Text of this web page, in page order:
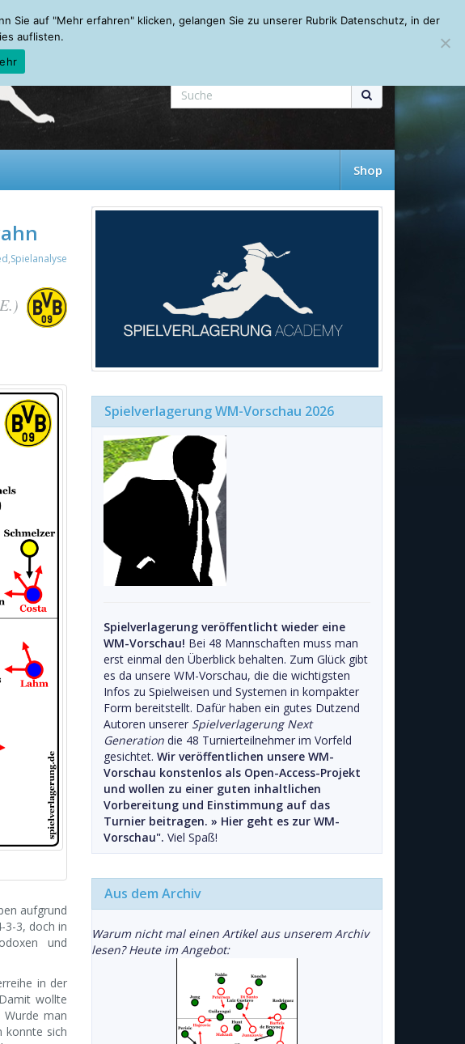
Mein Account About Autoren Leseempfehlungen FAQ
Shop
,Spielanalyse
aufgrund
3-3, doch in
und
in der
wollte
man
konnte sich
Spielverlagerung WM-Vorschau 2026
Spielverlagerung veröffentlicht wieder eine
WM-Vorschau! Bei 48 Mannschaften muss man
erst einmal den Überblick behalten. Zum Glück gibt
es da unsere WM-Vorschau, die die wichtigsten
Infos zu Spielweisen und Systemen in kompakter
Form bereitstellt. Dafür haben ein gutes Dutzend
Autoren unserer Spielverlagerung Next
Generation die 48 Turnierteilnehmer im Vorfeld
gesichtet. Wir veröffentlichen unsere WM-
Vorschau konstenlos als Open-Access-Projekt
und wollen zu einer guten inhaltlichen
Vorbereitung und Einstimmung auf das
Turnier beitragen. » Hier geht es zur WM-
Vorschau". Viel Spaß!
Aus dem Archiv
Warum nicht mal einen Artikel aus unserem Archiv
lesen? Heute im Angebot:
Sie auf "Mehr erfahren" klicken, gelangen Sie zu unserer Rubrik Datenschutz, in der
auflisten.